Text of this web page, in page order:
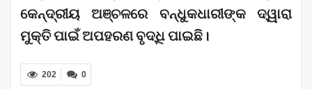
କେନ୍ଦ୍ରୀୟ ଅଞ୍ଚଳରେ ବନ୍ଧୁକଧାରୀଙ୍କ ଦ୍ୱାରା
ମୁକ୍ତି ପାଇଁ ଅପହରଣ ବୃଦ୍ଧି ପାଇଛି।
0
202